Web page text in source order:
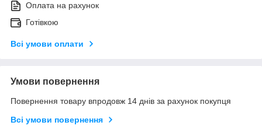
Оплата на рахунок
Готівкою
Всі умови оплати
Умови повернення
Повернення товару впродовж 14 днів за рахунок покупця
Всі умови повернення